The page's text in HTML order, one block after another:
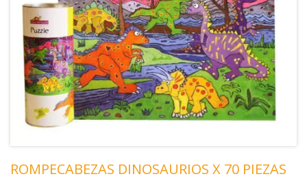
ROMPECABEZAS DINOSAURIOS X 70 PIEZAS